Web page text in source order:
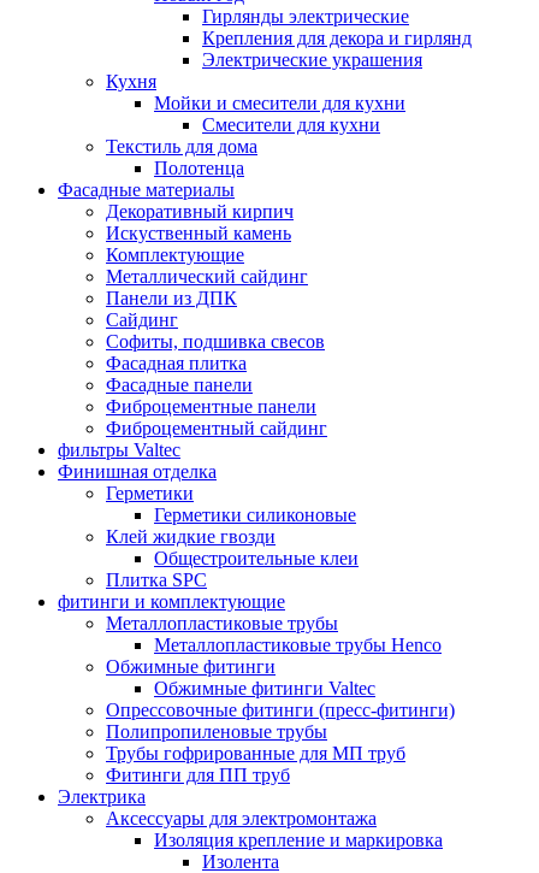
Гирлянды электрические
Крепления для декора и гирлянд
Электрические украшения
Кухня
Мойки и смесители для кухни
Смесители для кухни
Текстиль для дома
Полотенца
Фасадные материалы
Декоративный кирпич
Искуственный камень
Комплектующие
Металлический сайдинг
Панели из ДПК
Сайдинг
Софиты, подшивка свесов
Фасадная плитка
Фасадные панели
Фиброцементные панели
Фиброцементный сайдинг
фильтры Valtec
Финишная отделка
Герметики
Герметики силиконовые
Клей жидкие гвозди
Общестроительные клеи
Плитка SPC
фитинги и комплектующие
Металлопластиковые трубы
Металлопластиковые трубы Henco
Обжимные фитинги
Обжимные фитинги Valtec
Опрессовочные фитинги (пресс-фитинги)
Полипропиленовые трубы
Трубы гофрированные для МП труб
Фитинги для ПП труб
Электрика
Аксессуары для электромонтажа
Изоляция крепление и маркировка
Изолента